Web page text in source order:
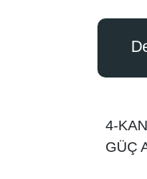
4-
GÜÇ